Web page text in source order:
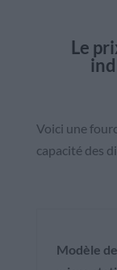
Le
Voici une
capacité des
Modèle de